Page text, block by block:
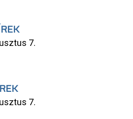
7.
7.